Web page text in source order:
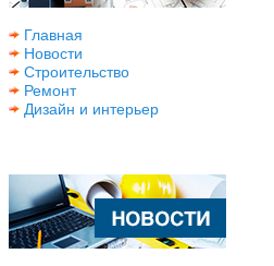
Главная
Новости
Строительство
Ремонт
Дизайн и интерьер